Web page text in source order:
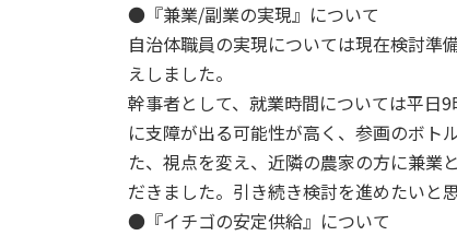
●『兼業/副業の実現』について
自治体職員の実現については現在検討準
えしました。
幹事者として、就業時間については平日
に支障が出る可能性が高く、参画のボト
た、視点を変え、近隣の農家の方に兼業
だきました。引き続き検討を進めたいと思
●『イチゴの安定供給』について